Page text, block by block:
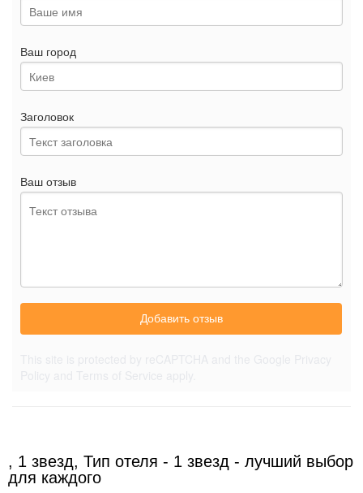
Ваш город
Заголовок
Ваш отзыв
Добавить отзыв
, 1 звезд, Тип отеля - 1 звезд - лучший выбор
для каждого